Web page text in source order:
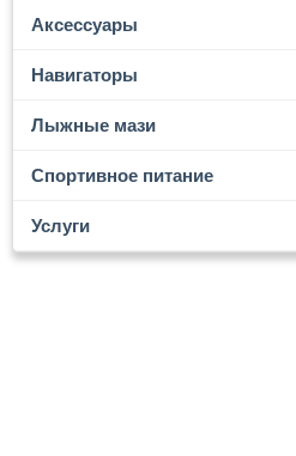
Аксессуары
Навигаторы
Лыжные мази
Спортивное питание
Услуги